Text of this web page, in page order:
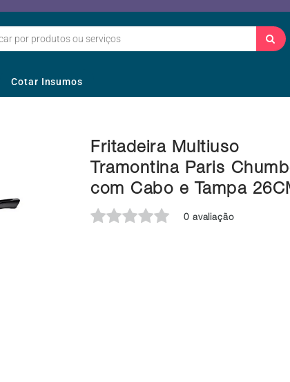
Cotar Insumos
Fritadeira Multiuso
Tramontina Paris
com Cabo e Tampa
0 avaliação